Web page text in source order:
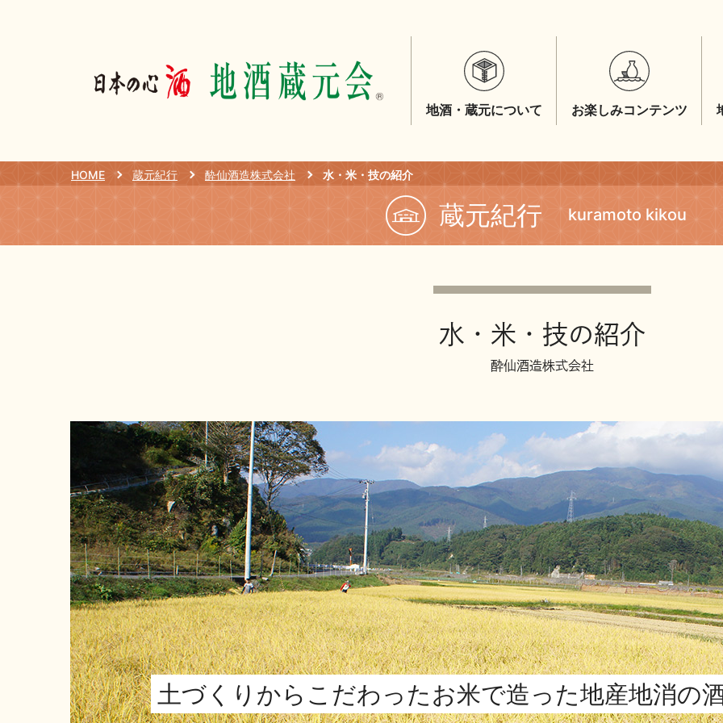
地酒・蔵元について お楽しみコンテンツ
HOME 蔵元紀行 酔仙酒造株式会社 水・米・技の紹介
蔵元紀行 kuramoto kikou
水・米・技の紹介
酔仙酒造株式会社
土づくりからこだわったお米で造った地産地消の